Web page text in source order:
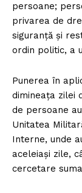
persoane;
privarea de
siguranță și
ordin politic, a
Punerea în
dimineața zilei
de persoane
Unitatea
Interne, unde
aceleiaşi zile,
cercetare